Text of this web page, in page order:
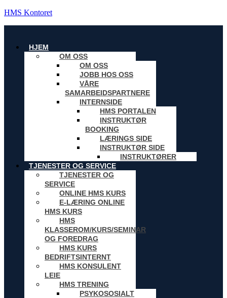
HMS Kontoret
Menu
HJEM
OM OSS
OM OSS
JOBB HOS OSS
VÅRE
SAMARBEIDSPARTNERE
INTERNSIDE
HMS PORTALEN
INSTRUKTØR
BOOKING
LÆRINGS SIDE
INSTRUKTØR SIDE
INSTRUKTØRER
TJENESTER OG SERVICE
TJENESTER OG
SERVICE
ONLINE HMS KURS
E-LÆRING ONLINE
HMS KURS
HMS
KLASSEROM/KURS/SEMINAR
OG FOREDRAG
HMS KURS
BEDRIFTSINTERNT
HMS KONSULENT
LEIE
HMS TRENING
PSYKOSOSIALT